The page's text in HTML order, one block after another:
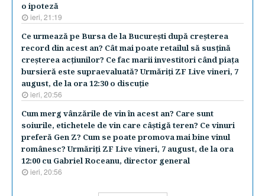
o ipoteză
ieri, 21:19
Ce urmează pe Bursa de la Bucureşti după creşterea
record din acest an? Cât mai poate retailul să susţină
creşterea acţiunilor? Ce fac marii investitori când piaţa
bursieră este supraevaluată? Urmăriţi ZF Live vineri, 7
august, de la ora 12:30 o discuţie
ieri, 20:56
Cum merg vânzările de vin în acest an? Care sunt
soiurile, etichetele de vin care câştigă teren? Ce vinuri
preferă Gen Z? Cum se poate promova mai bine vinul
românesc? Urmăriţi ZF Live vineri, 7 august, de la ora
12:00 cu Gabriel Roceanu, director general
ieri, 20:56